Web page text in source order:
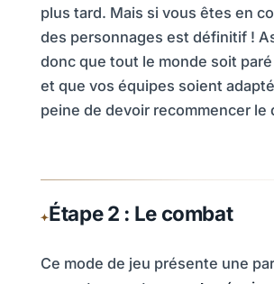
plus tard. Mais si vous êtes en
des personnages est définitif !
donc que tout le monde soit
et que vos équipes soient
peine de devoir recommencer le
Étape 2 : Le combat
Ce mode de jeu présente une